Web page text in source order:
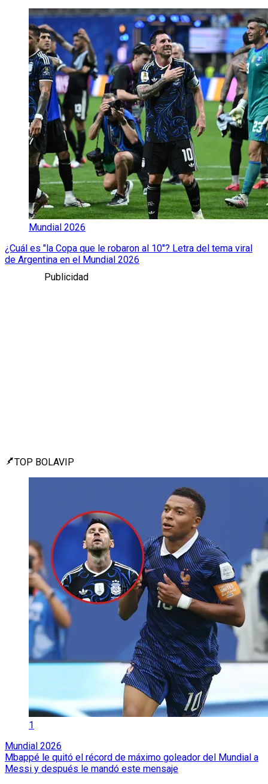
Mundial 2026
¿Cuál es "la Copa que le robaron al 10"? Letra del tema viral
de Argentina en el Mundial 2026
Publicidad
TOP BOLAVIP
1
Mundial 2026
Mbappé le quitó el récord de máximo goleador del Mundial a
Messi y después le mandó este mensaje